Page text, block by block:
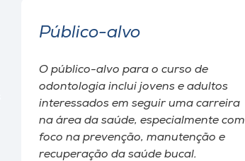
Público-alvo
O público-alvo para o curso de
odontologia inclui jovens e adultos
interessados em seguir uma carreira
na área da saúde, especialmente com
foco na prevenção, manutenção e
recuperação da saúde bucal.